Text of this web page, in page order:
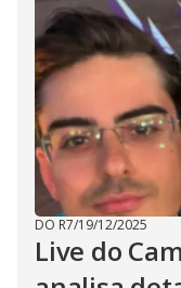
DO R7/19/12/2025
Live do